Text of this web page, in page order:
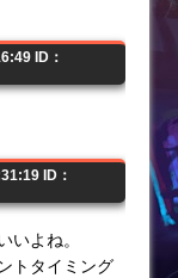
ID：
ID：
いよね。
トタイミング